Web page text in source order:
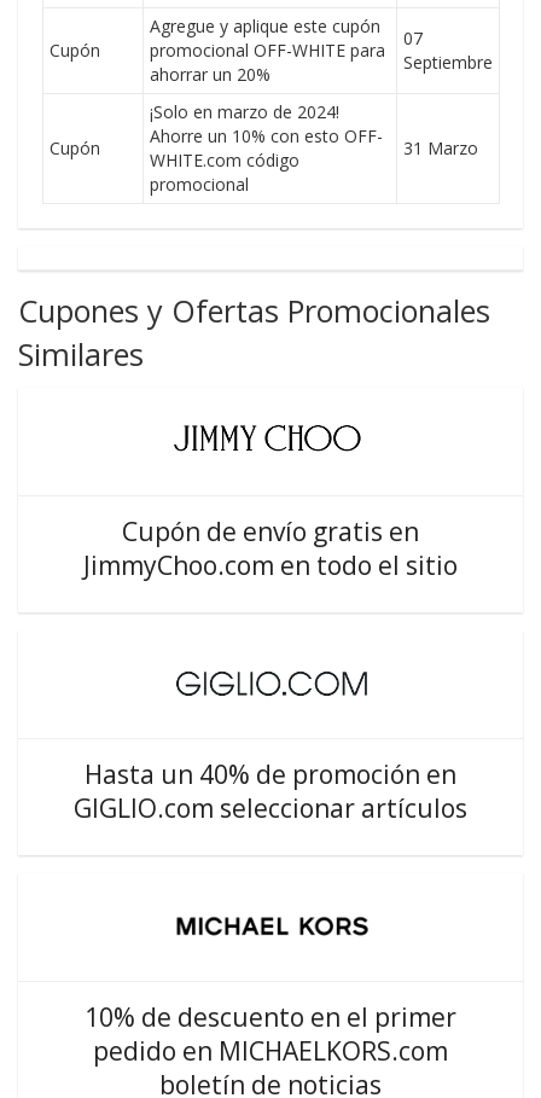
Cupón
Agregue y aplique este cupón
promocional OFF-WHITE para
ahorrar un 20%
07
Septiembre
Cupón
¡Solo en marzo de 2024!
Ahorre un 10% con esto OFF-
WHITE.com código
promocional
31 Marzo
Cupones y Ofertas Promocionales
Similares
Cupón de envío gratis en
JimmyChoo.com en todo el sitio
Hasta un 40% de promoción en
GIGLIO.com seleccionar artículos
10% de descuento en el primer
pedido en MICHAELKORS.com
boletín de noticias